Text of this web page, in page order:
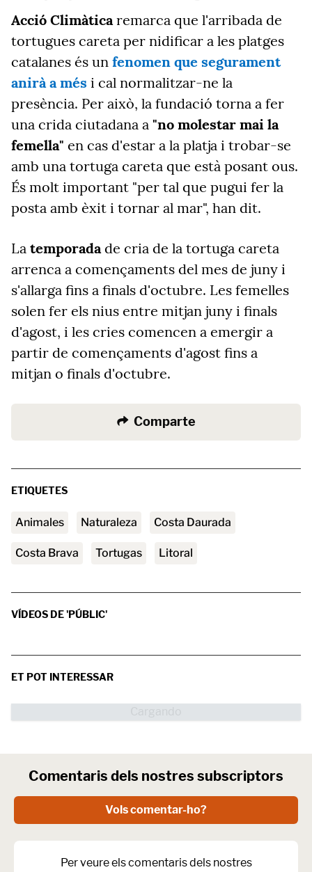
Acció Climàticaremarca que l'arribada de
tortugues careta per nidificar a les platges
catalanes és un fenomen que segurament
anirà a més i cal normalitzar-ne la
presència. Per això, la fundació torna a fer
una crida ciutadana a "no molestar mai la
femella" en cas d'estar a la platja i trobar-se
amb una tortuga careta que està posant ous.
És molt important "per tal que pugui fer la
posta amb èxit i tornar al mar", han dit.
La temporadade cria de la tortuga careta
arrenca a començaments del mes de juny i
s'allarga fins a finals d'octubre. Les femelles
solen fer els nius entre mitjan juny i finals
d'agost, i les cries comencen a emergir a
partir de començaments d'agost fins a
mitjan o finals d'octubre.
Comparte
ETIQUETES
animales naturaleza Costa Daurada
Costa Brava tortugas litoral
VÍDEOS DE 'PÚBLIC'
ET POT INTERESSAR
Comentaris dels nostres subscriptors
Vols comentar-ho?
Per veure els comentaris dels nostres